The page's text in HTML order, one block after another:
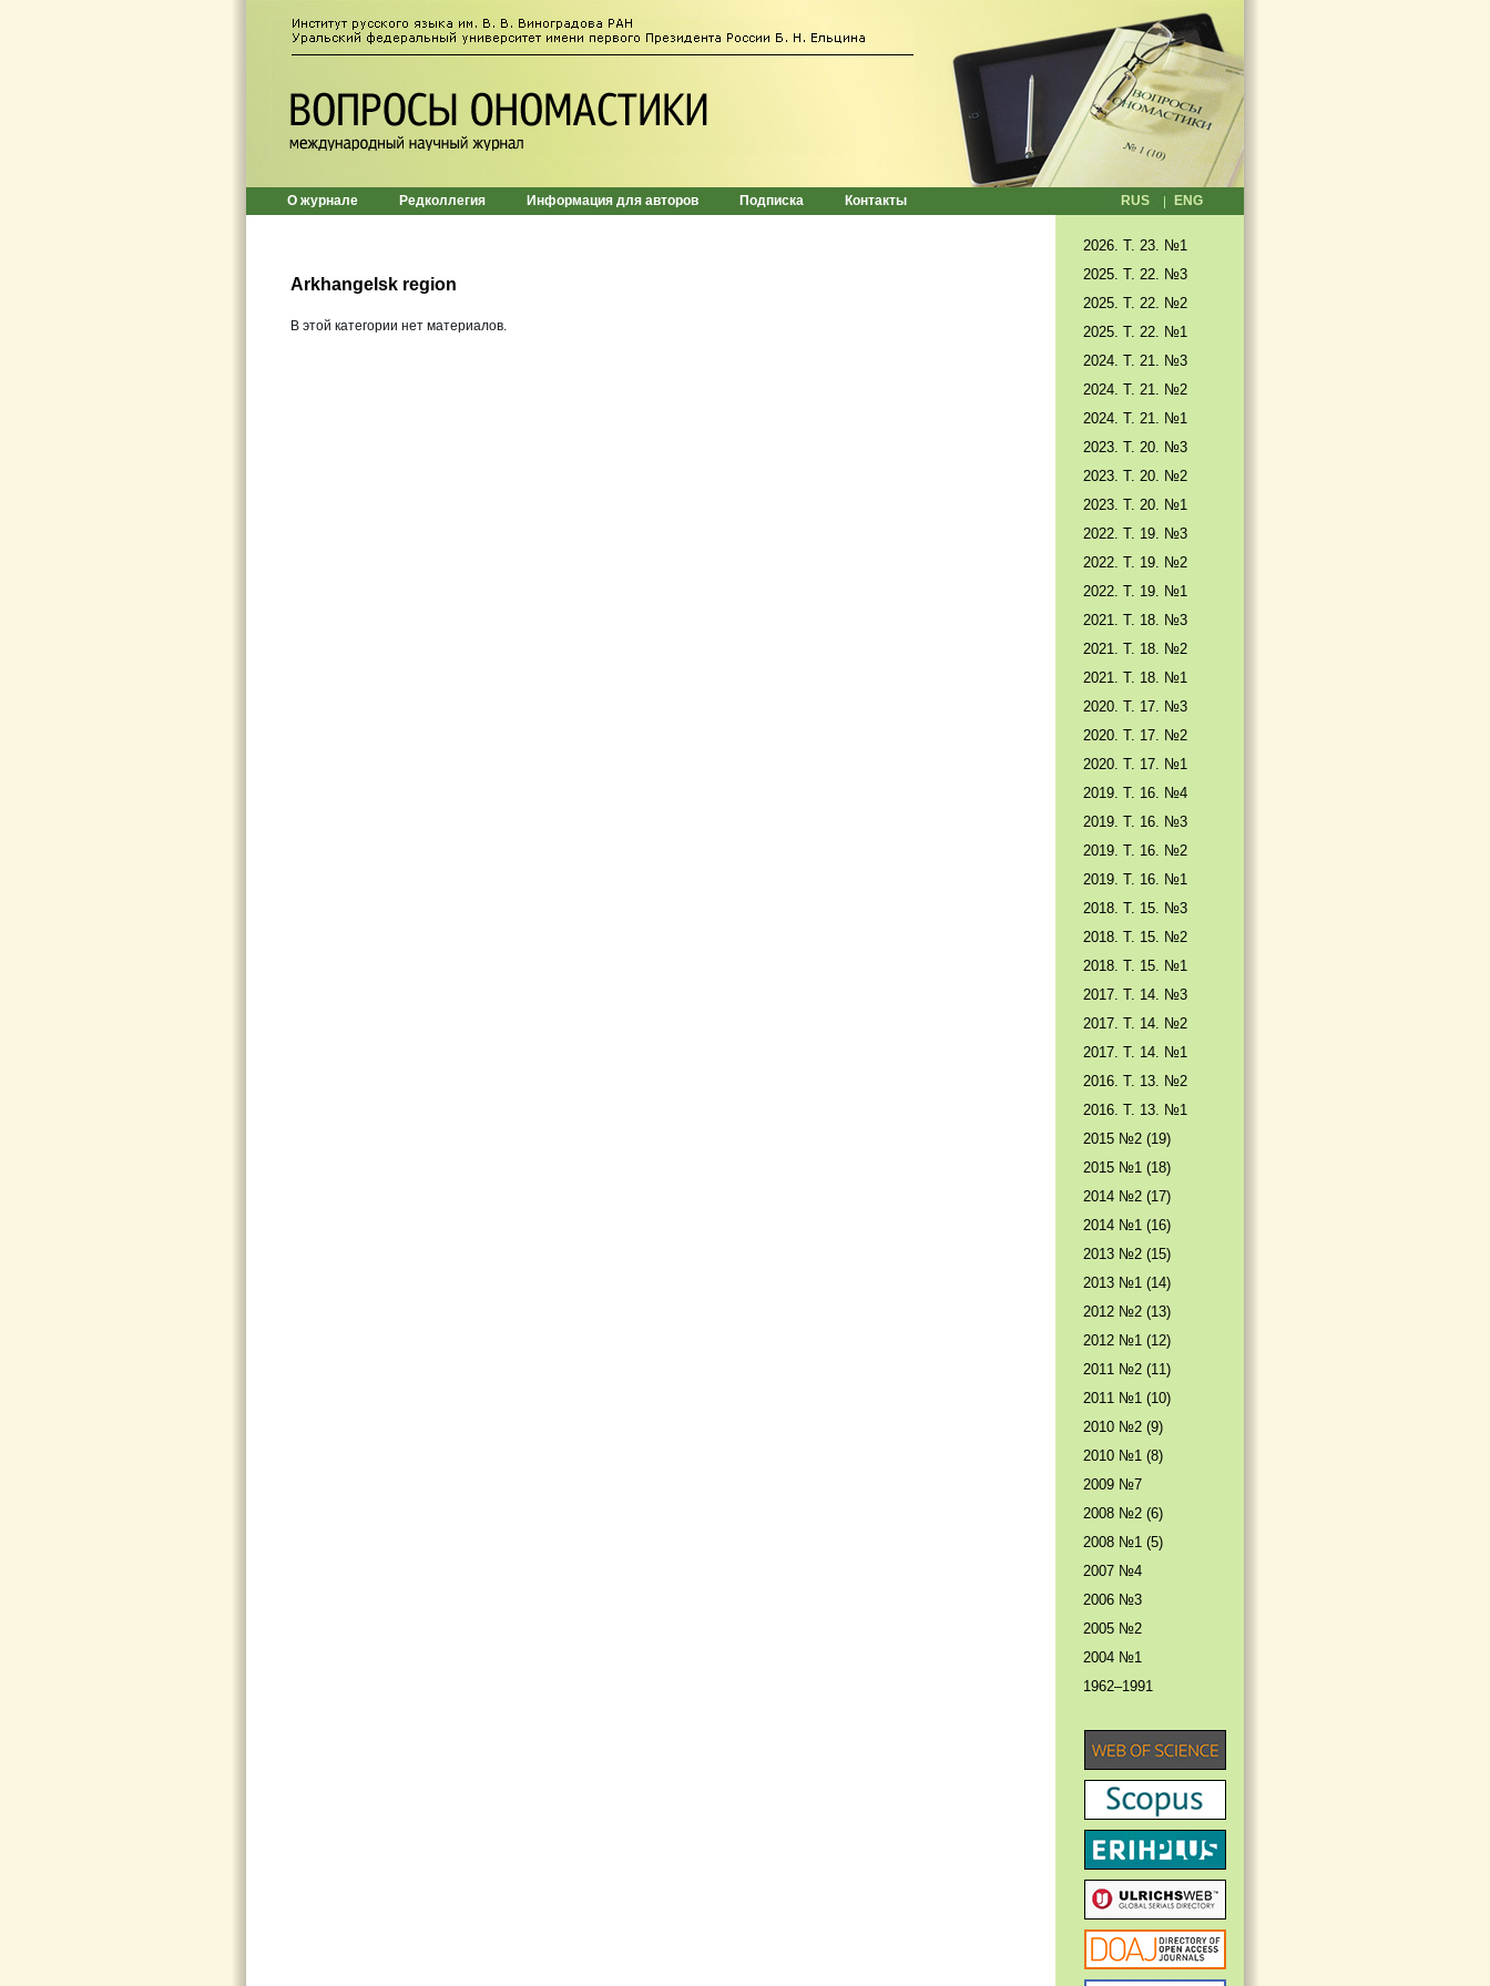
О журнале Редколлегия Информация для авторов Подписка Контакты RUS ENG
Arkhangelsk region
В этой категории нет материалов.
2026. T. 23. №1
2025. T. 22. №3
2025. Т. 22. №2
2025. Т. 22. №1
2024. Т. 21. №3
2024. Т. 21. №2
2024. Т. 21. №1
2023. Т. 20. №3
2023. Т. 20. №2
2023. Т. 20. №1
2022. Т. 19. №3
2022. Т. 19. №2
2022. Т. 19. №1
2021. Т. 18. №3
2021. Т. 18. №2
2021. Т. 18. №1
2020. Т. 17. №3
2020. Т. 17. №2
2020. Т. 17. №1
2019. Т. 16. №4
2019. Т. 16. №3
2019. Т. 16. №2
2019. Т. 16. №1
2018. Т. 15. №3
2018. Т. 15. №2
2018. Т. 15. №1
2017. T. 14. №3
2017. T. 14. №2
2017. T. 14. №1
2016. T. 13. №2
2016. T. 13. №1
2015 №2 (19)
2015 №1 (18)
2014 №2 (17)
2014 №1 (16)
2013 №2 (15)
2013 №1 (14)
2012 №2 (13)
2012 №1 (12)
2011 №2 (11)
2011 №1 (10)
2010 №2 (9)
2010 №1 (8)
2009 №7
2008 №2 (6)
2008 №1 (5)
2007 №4
2006 №3
2005 №2
2004 №1
1962–1991